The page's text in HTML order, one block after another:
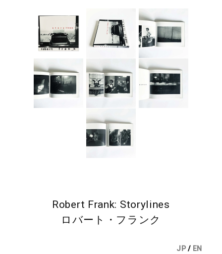
Robert Frank: Storylines
ロバート・フランク
JP / EN